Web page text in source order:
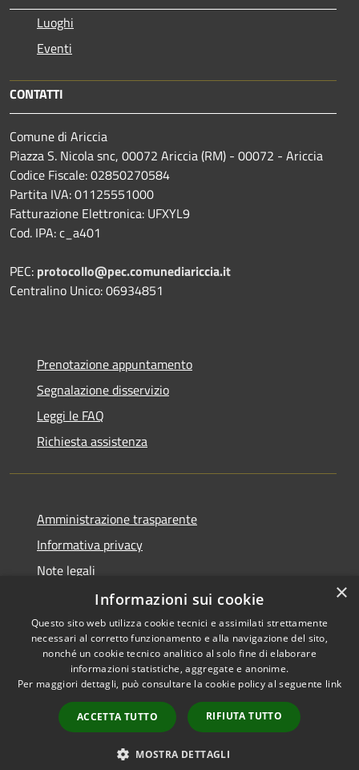
Luoghi
Eventi
CONTATTI
Comune di Ariccia
Piazza S. Nicola snc, 00072 Ariccia (RM) - 00072 - Ariccia
Codice Fiscale: 02850270584
Partita IVA: 01125551000
Fatturazione Elettronica: UFXYL9
Cod. IPA: c_a401
PEC: protocollo@pec.comunediariccia.it
Centralino Unico: 06934851
Prenotazione appuntamento
Segnalazione disservizio
Leggi le FAQ
Richiesta assistenza
Amministrazione trasparente
Informativa privacy
Note legali
Dichiarazione di accessibilità
RSS
Accessibilità
Copyright © 2026 • Comune di
Municipium•
Accesso
redazione
×
Informazioni sui cookie
Questo sito web utilizza cookie tecnici e assimilati strettamente
necessari al corretto funzionamento e alla navigazione del sito,
nonché un cookie tecnico analitico al solo fine di elaborare
informazioni statistiche, aggregate e anonime.
Per maggiori dettagli, può consultare la cookie policy al seguente link
ACCETTA TUTTO RIFIUTA TUTTO
MOSTRA DETTAGLI